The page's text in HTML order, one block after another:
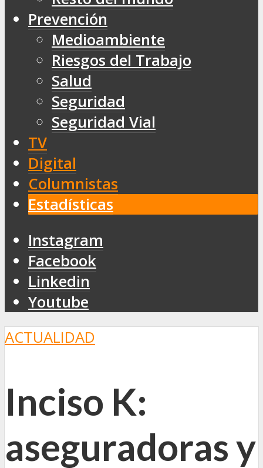
Prevención
Medioambiente
Riesgos del Trabajo
Salud
Seguridad
Seguridad Vial
TV
Digital
Columnistas
Estadísticas
Instagram
Facebook
Linkedin
Youtube
ACTUALIDAD
Inciso K:
aseguradoras y